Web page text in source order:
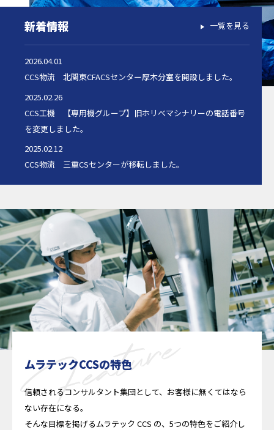
新着情報 一覧を見る
2026.04.01
CCS物流 北関東CFACSセンター厚木分室を開設しました。
2025.02.26
CCS工機 【専用機グループ】旧ホリべマシナリーの電話番号
を変更しました。
2025.02.12
CCS物流 三重CSセンターが移転しました。
ムラテックCCSの特色
信頼されるコンサルタント集団として、お客様に無くてはなら
ない存在になる。
そんな目標を掲げるムラテック CCS の、5つの特色をご紹介し